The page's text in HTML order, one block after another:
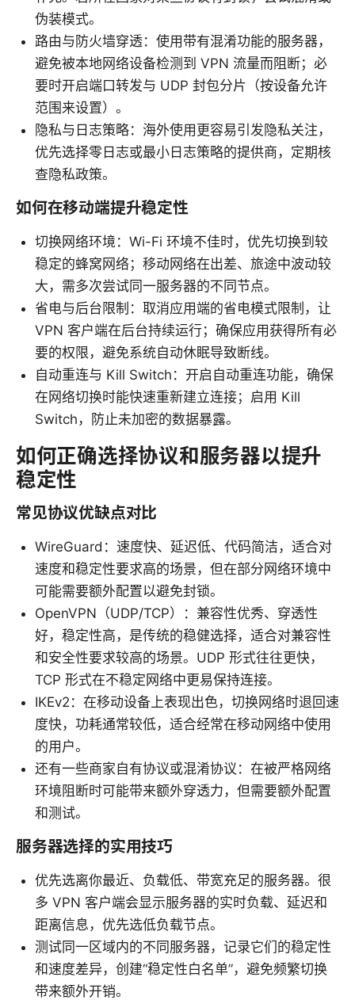
伪装模式。
路由与防火墙穿透：使用带有混淆功能的服务器，
避免被本地网络设备检测到 VPN 流量而阻断；必
要时开启端口转发与 UDP 封包分片（按设备允许
范围来设置）。
隐私与日志策略：海外使用更容易引发隐私关注，
优先选择零日志或最小日志策略的提供商，定期核
查隐私政策。
如何在移动端提升稳定性
切换网络环境：Wi-Fi 环境不佳时，优先切换到较
稳定的蜂窝网络；移动网络在出差、旅途中波动较
大，需多次尝试同一服务器的不同节点。
省电与后台限制：取消应用端的省电模式限制，让
VPN 客户端在后台持续运行；确保应用获得所有必
要的权限，避免系统自动休眠导致断线。
自动重连与 Kill Switch：开启自动重连功能，确保
在网络切换时能快速重新建立连接；启用 Kill
Switch，防止未加密的数据暴露。
如何正确选择协议和服务器以提升
稳定性
常见协议优缺点对比
WireGuard：速度快、延迟低、代码简洁，适合对
速度和稳定性要求高的场景，但在部分网络环境中
可能需要额外配置以避免封锁。
OpenVPN（UDP/TCP）：兼容性优秀、穿透性
好，稳定性高，是传统的稳健选择，适合对兼容性
和安全性要求较高的场景。UDP 形式往往更快，
TCP 形式在不稳定网络中更易保持连接。
IKEv2：在移动设备上表现出色，切换网络时退回速
度快，功耗通常较低，适合经常在移动网络中使用
的用户。
还有一些商家自有协议或混淆协议：在被严格网络
环境阻断时可能带来额外穿透力，但需要额外配置
和测试。
服务器选择的实用技巧
优先选离你最近、负载低、带宽充足的服务器。很
多 VPN 客户端会显示服务器的实时负载、延迟和
距离信息，优先选低负载节点。
测试同一区域内的不同服务器，记录它们的稳定性
和速度差异，创建“稳定性白名单”，避免频繁切换
带来额外开销。